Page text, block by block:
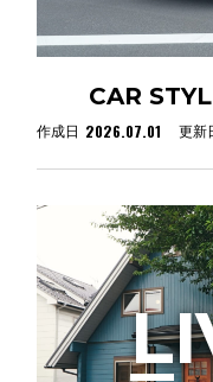
CAR
作成日 2026.07.01 更新
L